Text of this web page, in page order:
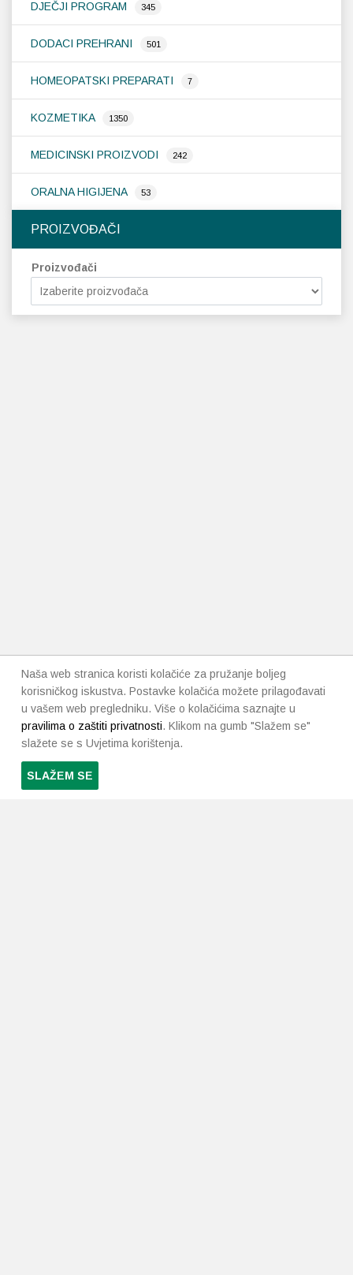
DJEČJI PROGRAM 345
DODACI PREHRANI 501
HOMEOPATSKI PREPARATI 7
KOZMETIKA 1350
MEDICINSKI PROIZVODI 242
ORALNA HIGIJENA 53
PROIZVOĐAČI
Proizvođači
Naša web stranica koristi kolačiće za pružanje boljeg
korisničkog iskustva. Postavke kolačića možete prilagođavati
u vašem web pregledniku. Više o kolačićima saznajte u
pravilima o zaštiti privatnosti. Klikom na gumb "Slažem se"
slažete se s Uvjetima korištenja.
SLAŽEM SE